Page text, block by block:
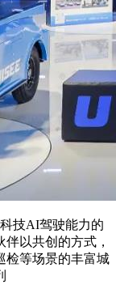
技AI驾驶能力的
以共创的方式，
检等场景的丰富城